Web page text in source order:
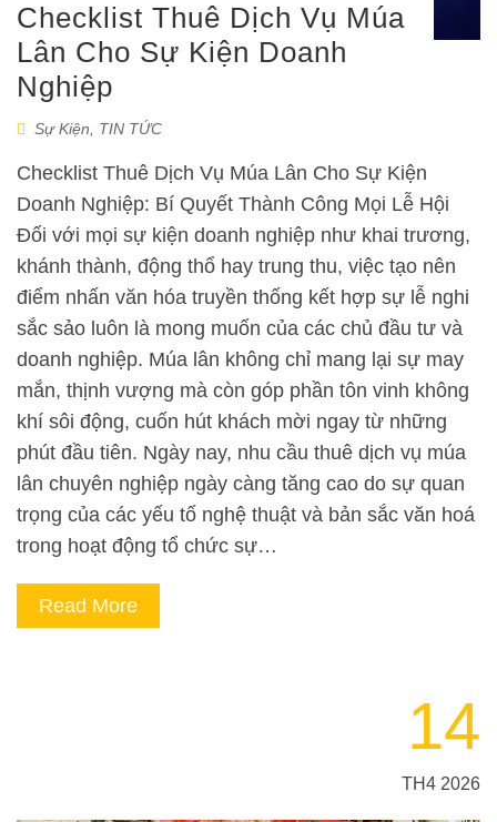
Checklist Thuê Dịch Vụ Múa
Lân Cho Sự Kiện Doanh
Nghiệp
Sự Kiện TIN TỨC
Checklist Thuê Dịch Vụ Múa Lân Cho Sự Kiện
Doanh Nghiệp: Bí Quyết Thành Công Mọi Lễ Hội
Đối với mọi sự kiện doanh nghiệp như khai trương,
khánh thành, động thổ hay trung thu, việc tạo nên
điểm nhấn văn hóa truyền thống kết hợp sự lễ nghi
sắc sảo luôn là mong muốn của các chủ đầu tư và
doanh nghiệp. Múa lân không chỉ mang lại sự may
mắn, thịnh vượng mà còn góp phần tôn vinh không
khí sôi động, cuốn hút khách mời ngay từ những
phút đầu tiên. Ngày nay, nhu cầu thuê dịch vụ múa
lân chuyên nghiệp ngày càng tăng cao do sự quan
trọng của các yếu tố nghệ thuật và bản sắc văn hoá
trong hoạt động tổ chức sự…
Read More
14
TH4 2026